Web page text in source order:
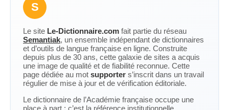
S
Le site Le-Dictionnaire.com fait partie du réseau
Semantiak, un ensemble indépendant de dictionnaires
et d’outils de langue française en ligne. Construite
depuis plus de 30 ans, cette galaxie de sites a acquis
une image de qualité et de fiabilité reconnue. Cette
page dédiée au mot supporter s’inscrit dans un travail
régulier de mise à jour et de vérification éditoriale.
Le dictionnaire de l’Académie française occupe une
place à part : c’est la référence institutionnelle